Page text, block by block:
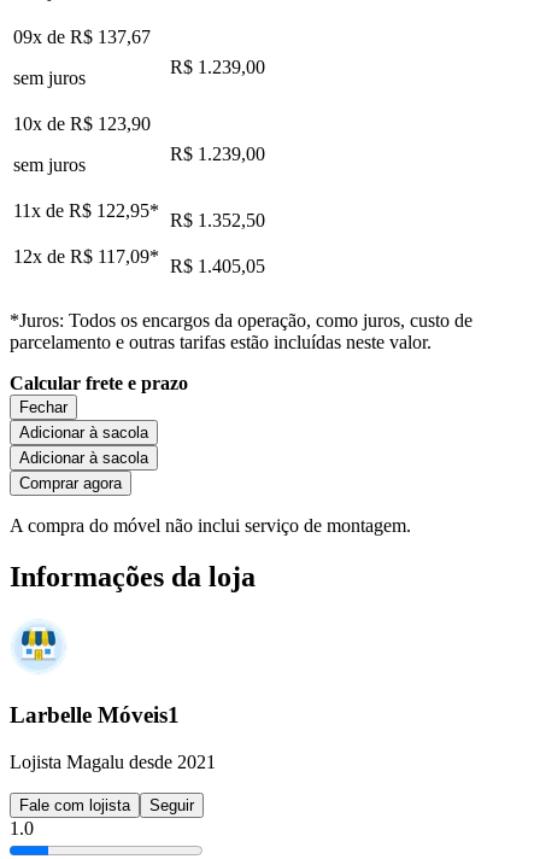
09x de R$ 137,67
sem juros
R$ 1.239,00
10x de R$ 123,90
sem juros
R$ 1.239,00
11x de R$ 122,95* R$ 1.352,50
12x de R$ 117,09* R$ 1.405,05
*Juros: Todos os encargos da operação, como juros, custo de
parcelamento e outras tarifas estão incluídas neste valor.
Calcular frete e prazo
Fechar
Adicionar à sacola
Adicionar à sacola
Comprar agora
A compra do móvel não inclui serviço de montagem.
Informações da loja
Larbelle Móveis1
Lojista Magalu desde 2021
Fale com lojista Seguir
1.0